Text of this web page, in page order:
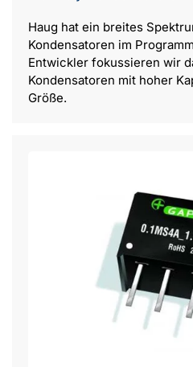
Haug hat ein breites
Kondensatoren im
Entwickler fokussieren wir
Kondensatoren mit hoher
Größe.